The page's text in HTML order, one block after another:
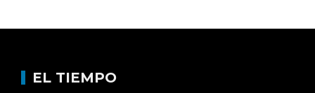
EL TIEMPO